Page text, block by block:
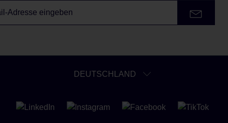
DEUTSCHLAND